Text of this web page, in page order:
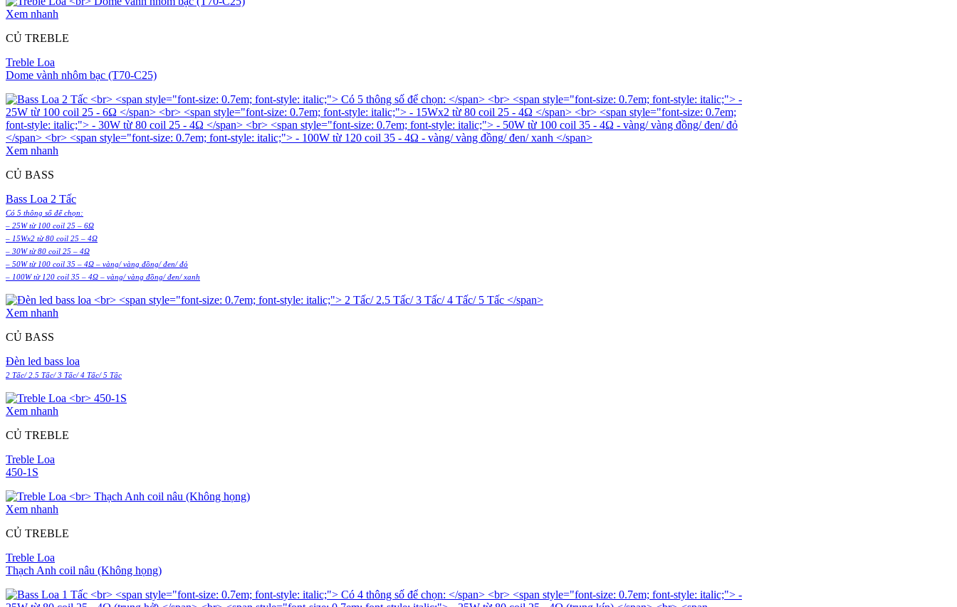
Xem nhanh
CỦ TREBLE
Treble Loa
Dome vành nhôm bạc (T70-C25)
Xem nhanh
CỦ BASS
Bass Loa 2 Tấc
Có 5 thông số để chọn:
– 25W từ 100 coil 25 – 6Ω
– 15Wx2 từ 80 coil 25 – 4Ω
– 30W từ 80 coil 25 – 4Ω
– 50W từ 100 coil 35 – 4Ω – vàng/ vàng đồng/ đen/ đỏ
– 100W từ 120 coil 35 – 4Ω – vàng/ vàng đồng/ đen/ xanh
Xem nhanh
CỦ BASS
Đèn led bass loa
2 Tấc/ 2.5 Tấc/ 3 Tấc/ 4 Tấc/ 5 Tấc
Xem nhanh
CỦ TREBLE
Treble Loa
450-1S
Xem nhanh
CỦ TREBLE
Treble Loa
Thạch Anh coil nâu (Không họng)